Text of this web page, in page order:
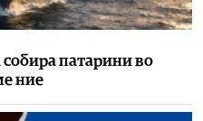
собира патарини во
ние